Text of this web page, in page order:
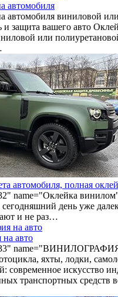
автомобиля
автомобиля виниловой
и защита вашего авто
или
автомобиля, полная
name="Оклейка
сегодняшний день уже
и не раз…
авто
яхты, лодки,
современное искусство
транспортных средств